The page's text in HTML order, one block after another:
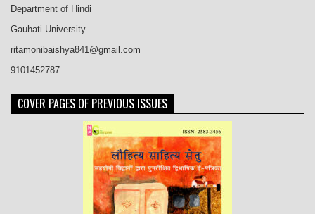
Department of Hindi
Gauhati University
ritamonibaishya841@gmail.com
9101452787
COVER PAGES OF PREVIOUS ISSUES